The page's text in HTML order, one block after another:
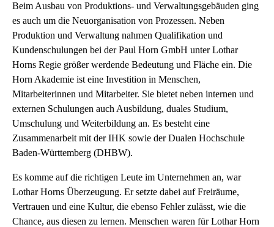
Beim Ausbau von Produktions- und Verwaltungsgebäuden ging
es auch um die Neuorganisation von Prozessen. Neben
Produktion und Verwaltung nahmen Qualifikation und
Kundenschulungen bei der Paul Horn GmbH unter Lothar
Horns Regie größer werdende Bedeutung und Fläche ein. Die
Horn Akademie ist eine Investition in Menschen,
Mitarbeiterinnen und Mitarbeiter. Sie bietet neben internen und
externen Schulungen auch Ausbildung, duales Studium,
Umschulung und Weiterbildung an. Es besteht eine
Zusammenarbeit mit der IHK sowie der Dualen Hochschule
Baden-Württemberg (DHBW).
Es komme auf die richtigen Leute im Unternehmen an, war
Lothar Horns Überzeugung. Er setzte dabei auf Freiräume,
Vertrauen und eine Kultur, die ebenso Fehler zulässt, wie die
Chance, aus diesen zu lernen. Menschen waren für Lothar Horn